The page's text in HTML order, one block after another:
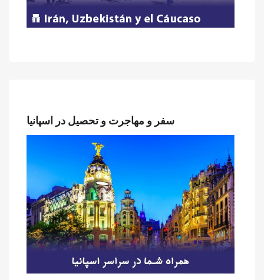
سفر و مهاجرت و تحصیل در اسپانیا